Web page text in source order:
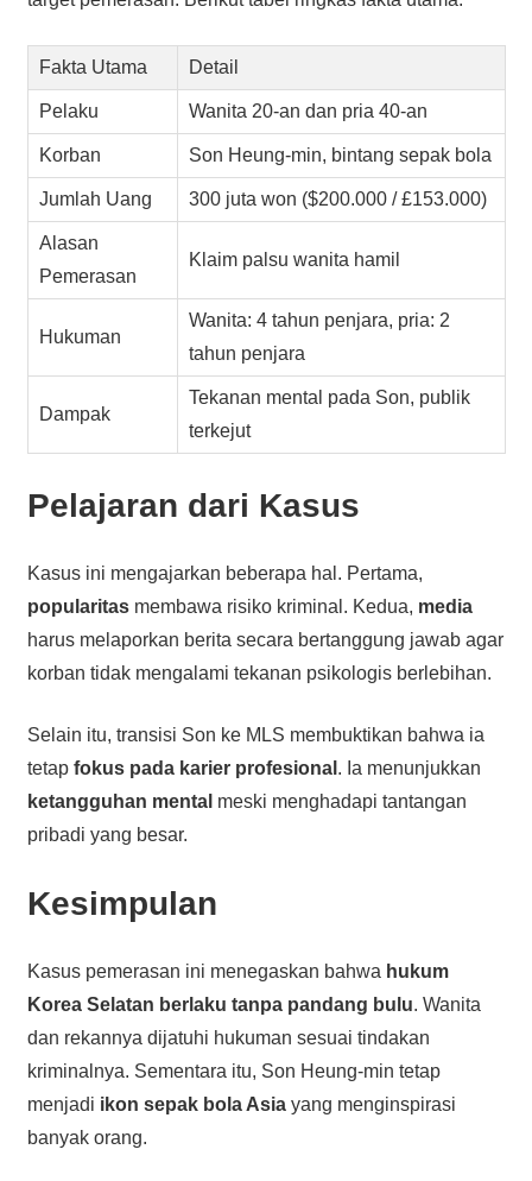
Fakta Utama Detail
Pelaku Wanita 20-an dan pria 40-an
Korban Son Heung-min, bintang sepak bola
Jumlah Uang 300 juta won ($200.000 / £153.000)
Alasan
Pemerasan
Klaim palsu wanita hamil
Hukuman
Wanita: 4 tahun penjara, pria: 2
tahun penjara
Dampak
Tekanan mental pada Son, publik
terkejut
Pelajaran dari Kasus
Kasus ini mengajarkan beberapa hal. Pertama,
popularitasmembawa risiko kriminal. Kedua, media
harus melaporkan berita secara bertanggung jawab agar
korban tidak mengalami tekanan psikologis berlebihan.
Selain itu, transisi Son ke MLS membuktikan bahwa ia
tetap fokus pada karier profesional . Ia menunjukkan
ketangguhan mental meski menghadapi tantangan
pribadi yang besar.
Kesimpulan
Kasus pemerasan ini menegaskan bahwa hukum
Korea Selatan berlaku tanpa pandang bulu. Wanita
dan rekannya dijatuhi hukuman sesuai tindakan
kriminalnya. Sementara itu, Son Heung-min tetap
menjadi ikon sepak bola Asiayang menginspirasi
banyak orang.